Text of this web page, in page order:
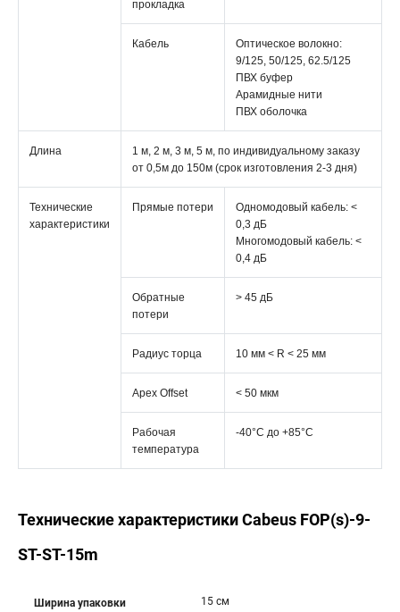
прокладка
Кабель
Оптическое волокно:
9/125, 50/125, 62.5/125
ПВХ буфер
Арамидные нити
ПВХ оболочка
Длина
1 м, 2 м, 3 м, 5 м, по индивидуальному заказу
от 0,5м до 150м (срок изготовления 2-3 дня)
Технические
характеристики
Прямые потери
Одномодовый кабель: <
0,3 дБ
Многомодовый кабель: <
0,4 дБ
Обратные
потери
> 45 дБ
Радиус торца 10 мм < R < 25 мм
Apex Offset < 50 мкм
Рабочая
температура
-40°C дo +85°C
Технические характеристики Cabeus FOP(s)-9-
ST-ST-15m
Ширина упаковки 15 см